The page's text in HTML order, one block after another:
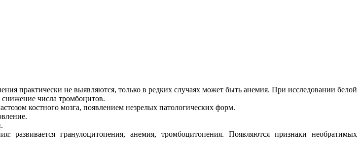
практически не выявляются, только в редких случаях может быть анемия. При исследовании белой
снижение числа тромбоцитов.
костного мозга, появлением незрелых патологических форм.
развивается гранулоцитопения, анемия, тромбоцитопения. Появляются признаки необратимых